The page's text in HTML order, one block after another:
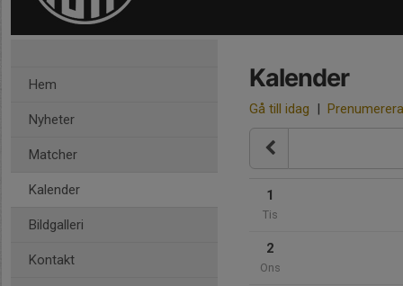
Hem
Nyheter
Matcher
Kalender
Bildgalleri
Kontakt
Kalender
Gå till idag | Prenumerera
1
Tis
2
Ons